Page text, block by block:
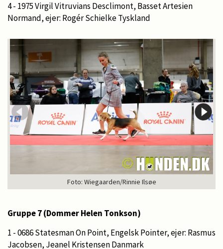
4 - 1975 Virgil Vitruvians Desclimont, Basset Artesien
Normand, ejer: Rogér Schielke Tyskland
Foto: Wiegaarden/Rinnie Ilsøe
Gruppe 7 (Dommer Helen Tonkson)
1 - 0686 Statesman On Point, Engelsk Pointer, ejer: Rasmus
Jacobsen, Jeanel Kristensen Danmark